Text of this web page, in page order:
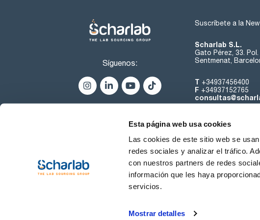
Esta página web usa cookies
Las cookies de este sitio web se
redes sociales y analizar el tráfico.
con nuestros partners de redes
información que les haya
servicios.
Mostrar detalles
Síguenos:
Suscríbete a la
Scharlab S.L.
Gato Pérez, 33. Pol.
Sentmenat,
T +34937456400
F +34937152765
Sobre nosotros
Condiciones de uso